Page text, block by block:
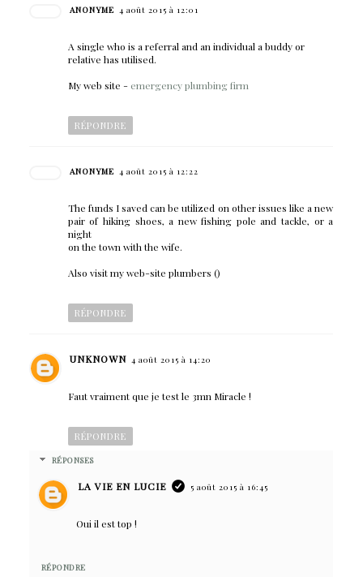
ANONYME 4 août 2015 à 12:01
A single who is a referral and an individual a buddy or
relative has utilised.
My web site - emergency plumbing firm
RÉPONDRE
ANONYME 4 août 2015 à 12:22
The funds I saved can be utilized on other issues like a new
pair of hiking shoes, a new fishing pole and tackle, or a
night
on the town with the wife.
Also visit my web-site plumbers ()
RÉPONDRE
UNKNOWN 4 août 2015 à 14:20
Faut vraiment que je test le 3mn Miracle !
RÉPONDRE
RÉPONSES
LA VIE EN LUCIE 5 août 2015 à 16:45
Oui il est top !
RÉPONDRE